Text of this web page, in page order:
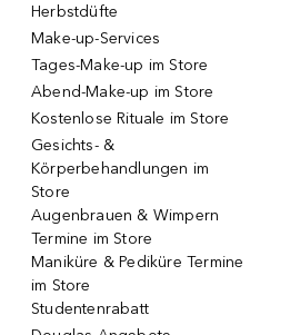
Herbstdüfte
Make-up-Services
Tages-Make-up im Store
Abend-Make-up im Store
Kostenlose Rituale im Store
Gesichts- &
Körperbehandlungen im
Store
Augenbrauen & Wimpern
Termine im Store
Maniküre & Pediküre Termine
im Store
Studentenrabatt